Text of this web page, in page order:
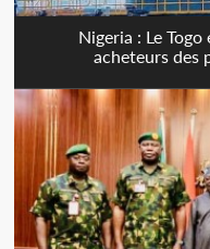
Nigeria : Le
acheteurs des